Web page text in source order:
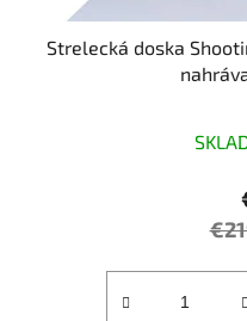
Strelecká doska